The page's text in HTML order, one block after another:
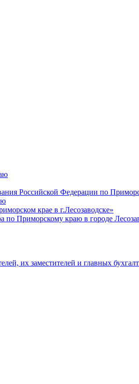
Российской Федерации по
крае в г.Лесозаводске»
по Приморскому краю в городе
их заместителей и главных